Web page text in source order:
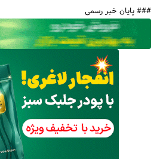
### پایان خبر رسمی